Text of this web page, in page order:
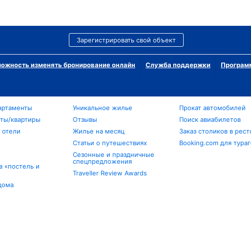
Зарегистрировать свой объект
изменять бронирование онлайн Служба поддержки
квартиры
«постель и
Уникальное жилье
Отзывы
Жилье на месяц
Статьи о путешествиях
Сезонные и праздничные
спецпредложения
Traveller Review Awards
Прокат автомобилей
Поиск авиабилетов
Заказ столиков в
Booking.com для